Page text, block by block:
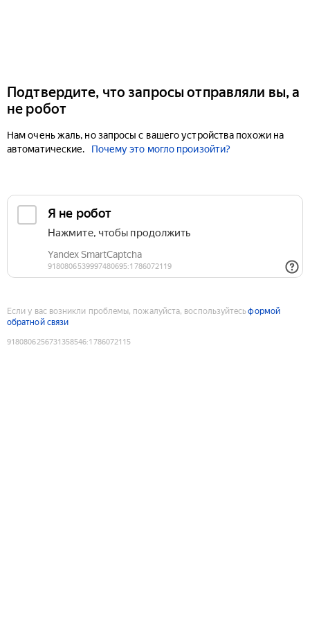
Подтвердите, что запросы отправляли вы, а
не робот
Нам очень жаль, но запросы с вашего устройства похожи на
автоматические.
Почему это могло произойти?
Если у вас возникли проблемы, пожалуйста, воспользуйтесьформой
обратной связи
9180806256731358546:1786072115